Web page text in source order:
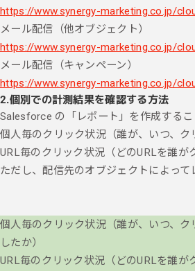
https://www.synergy-marketing.co.jp/
メール配信（他オブジェクト）
https://www.synergy-marketing.co.jp/
メール配信（キャンペーン）
https://www.synergy-marketing.co.jp/
2.個別での計測結果を確認する方法
Salesforce の「レポート」を作成する
個人毎のクリック状況（誰が、いつ、ク
URL毎のクリック状況（どのURLを誰が
ただし、配信先のオブジェクトによっ
個人毎のクリック状況（誰が、いつ、ク
したか）
URL毎のクリック状況（どのURLを誰が